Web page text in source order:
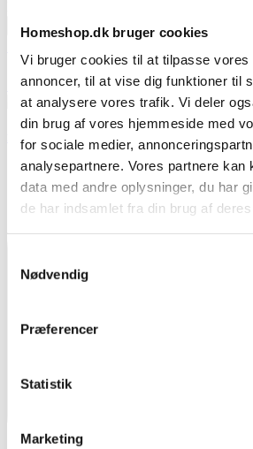
Homeshop.dk bruger cookies
Vi bruger cookies til at tilpasse vores
annoncer, til at vise dig funktioner til
at analysere vores trafik. Vi deler
din brug af vores hjemmeside med
for sociale medier,
analysepartnere. Vores partnere kan
data med andre oplysninger, du har
de har indsamlet fra din brug af
Nødvendig
Præferencer
Statistik
Marketing


Lady Perfection Hvid 9lt - 25mmaakva